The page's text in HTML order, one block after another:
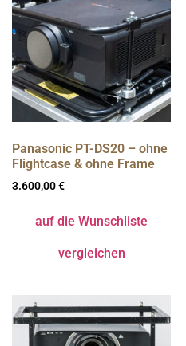
Panasonic PT-DS20 – ohne
Flightcase & ohne Frame
3.600,00€
auf die Wunschliste
vergleichen